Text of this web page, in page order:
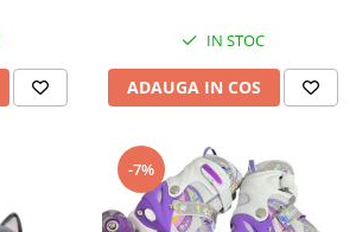
IN STOC
ADAUGA IN COS
-7%